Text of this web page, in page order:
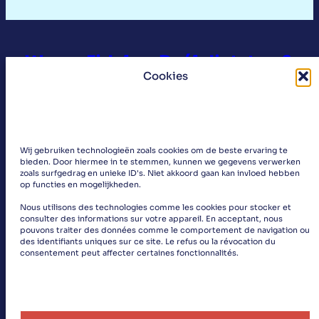
Cookies
Wij gebruiken technologieën zoals cookies om de beste ervaring te
bieden. Door hiermee in te stemmen, kunnen we gegevens verwerken
zoals surfgedrag en unieke ID's. Niet akkoord gaan kan invloed hebben
op functies en mogelijkheden.
Nous utilisons des technologies comme les cookies pour stocker et
consulter des informations sur votre appareil. En acceptant, nous
pouvons traiter des données comme le comportement de navigation ou
des identifiants uniques sur ce site. Le refus ou la révocation du
consentement peut affecter certaines fonctionnalités.
Waren Fidel en Raúl dictators?
belangrijk geweest als historische leiders van
de revolutie, wat hen ook uitermate populair
maakt, zowel binnen als buiten Cuba.…
Lees meer:
W
a
r
F